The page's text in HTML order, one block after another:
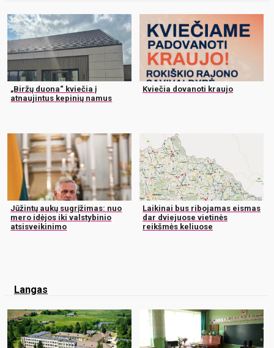
„Biržų duona“ kviečia į
atnaujintus kepinių namus
Kviečia dovanoti kraujo
Jūžintų aukų sugrįžimas: nuo
mero idėjos iki valstybinio
atsisveikinimo
Laikinai bus ribojamas eismas
dar dviejuose vietinės
reikšmės keliuose
Langas